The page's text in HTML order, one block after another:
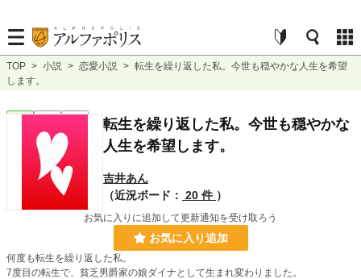
TOP > 小説 > 恋愛小説 > 転生を繰り返した私。今世も穏やかな人生を希望
します。
恋愛 完結 長編
転生を繰り返した私。今世も穏やかな
人生を希望します。
吉井あん
（近況ボード： 20 件 ）
お気に入りに追加して更新通知を受け取ろう
お気に入り追加
何度も転生を繰り返した私。
7度目の転生で、貧乏男爵家の娘ダイナとして生まれ変わりました。